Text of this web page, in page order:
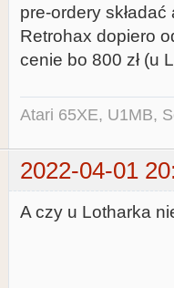
pre-ordery
Retrohax dopiero
cenie bo 800 zł (u
Atari 65XE, U1MB,
2022-04-01
A czy u Lotharka